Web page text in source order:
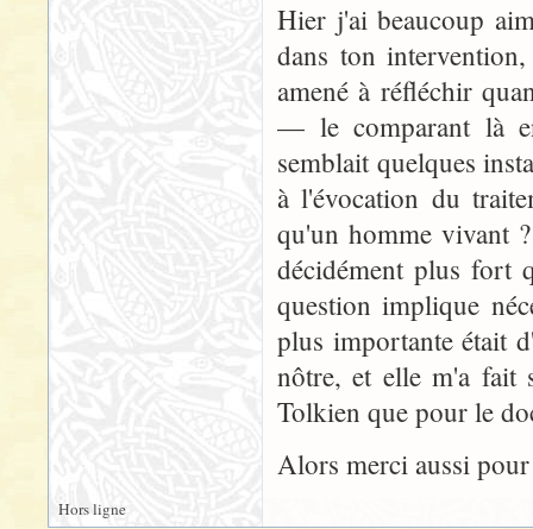
Hier j'ai beaucoup
dans ton
amené à réfléchir
— le comparant là
semblait quelques
à l'évocation du
qu'un homme vivant
décidément plus fort
question implique
plus importante était
nôtre, et elle m'a fait
Tolkien que pour le
Alors merci aussi
Hors ligne